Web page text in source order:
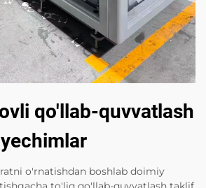
qo'llab-quvvatlash
o'rnatishdan boshlab doimiy